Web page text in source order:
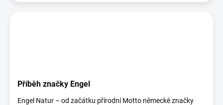
Příběh značky Engel
Engel Natur – od začátku přírodní Motto německé značky